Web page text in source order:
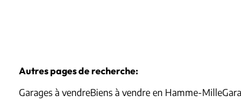
Autres pages de recherche:
Garages à vendreBiens à vendre en Hamme-Mille